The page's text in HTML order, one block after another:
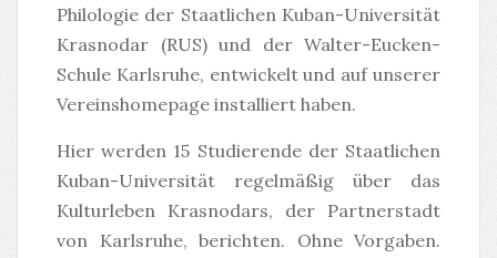
Philologie der Staatlichen Kuban-Universität
Krasnodar (RUS) und der Walter-Eucken-
Schule Karlsruhe, entwickelt und auf unserer
Vereinshomepage installiert haben.
Hier werden 15 Studierende der Staatlichen
Kuban-Universität regelmäßig über das
Kulturleben Krasnodars, der Partnerstadt
von Karlsruhe, berichten. Ohne Vorgaben.